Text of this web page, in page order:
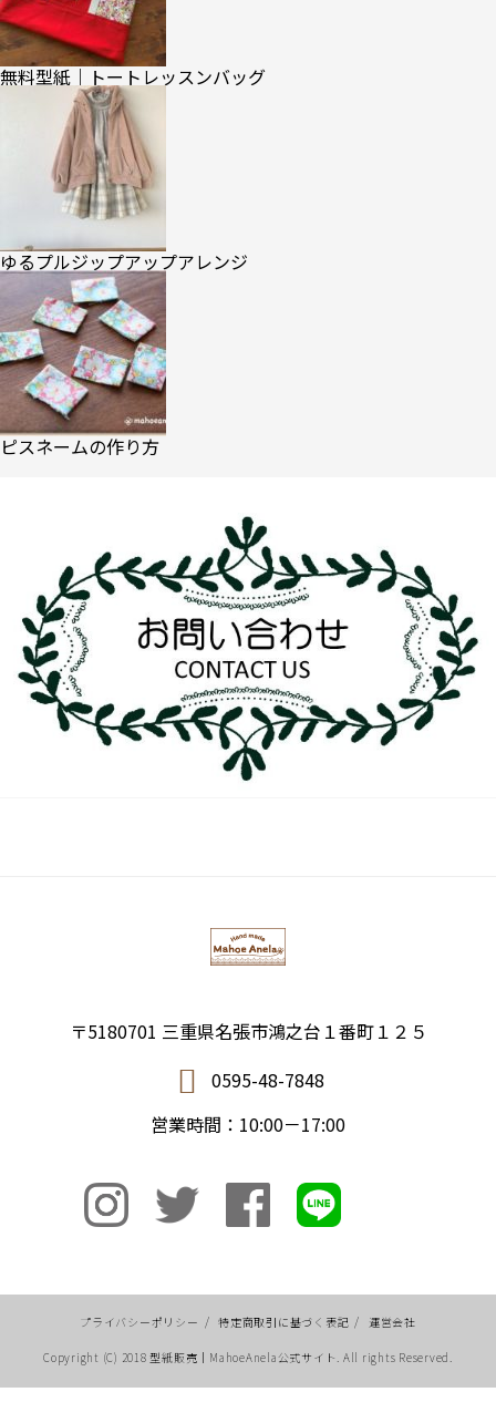
無料型紙｜トートレッスンバッグ
ゆるプルジップアップアレンジ
ピスネームの作り方
〒5180701 三重県名張市鴻之台１番町１２５
0595-48-7848
営業時間：10:00－17:00
プライバシーポリシー / 特定商取引に基づく表記 / 運営会社
Copyright (C) 2018 型紙販売｜MahoeAnela公式サイト. All rights Reserved.